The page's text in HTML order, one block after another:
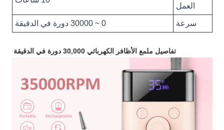
العمل
سرعة 0 ~ 30000 دورة في الدقيقة
تفاصيل ملمع الأظافر الكهربائي 30,000 دورة في الدقيقة